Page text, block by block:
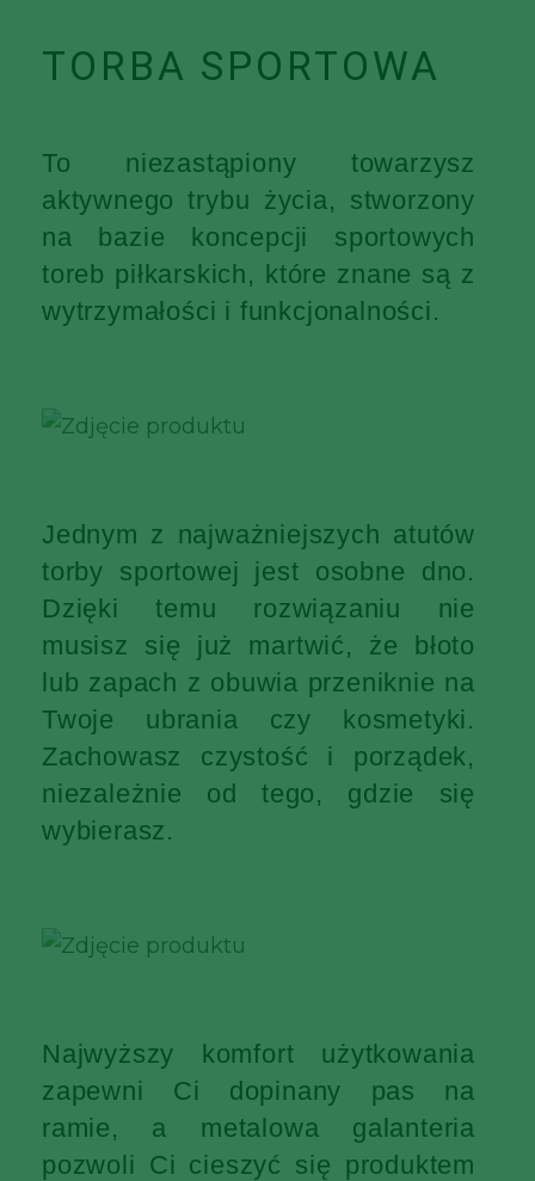
TORBA SPORTOWA
To niezastąpiony towarzysz
aktywnego trybu życia, stworzony
na bazie koncepcji sportowych
toreb piłkarskich, które znane są z
wytrzymałości i funkcjonalności.
Jednym z najważniejszych atutów
torby sportowej jest osobne dno.
Dzięki temu rozwiązaniu nie
musisz się już martwić, że błoto
lub zapach z obuwia przeniknie na
Twoje ubrania czy kosmetyki.
Zachowasz czystość i porządek,
niezależnie od tego, gdzie się
wybierasz.
Najwyższy komfort użytkowania
zapewni Ci dopinany pas na
ramie, a metalowa galanteria
pozwoli Ci cieszyć się produktem